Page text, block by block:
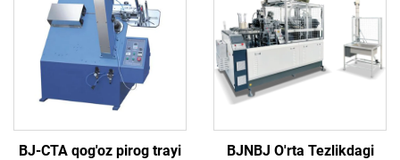
BJ-CTA qog'oz pirog trayi
BJNBJ O'rta Tezlikdagi